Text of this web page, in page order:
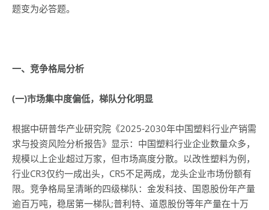
题变为必答题。
一、竞争格局分析
(一)市场集中度偏低，梯队分化明显
根据中研普华产业研究院《2025-2030年中国塑料行业产销需
求与投资风险分析报告》显示：中国塑料行业企业数量众多，
规模以上企业超过万家，但市场高度分散。以改性塑料为例，
行业CR3仅约一成出头，CR5不足两成，龙头企业市场份额有
限。竞争格局呈清晰的四级梯队：金发科技、国恩股份年产量
逾百万吨，稳居第一梯队;普利特、道恩股份等年产量在十万